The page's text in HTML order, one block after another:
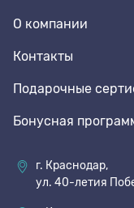
О компании
Контакты
Подарочные
Бонусная
г. Краснодар,
ул. 40-летия